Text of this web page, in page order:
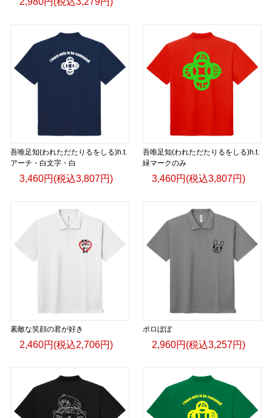
吾唯足知(われただたりるをしる)h.t.
アーチ・白文字・白
3,460円(税込3,807円)
吾唯足知(われただたりるをしる)h.t.
緑マークのみ
3,460円(税込3,807円)
素敵な笑顔の君が好き
2,460円(税込2,706円)
ポロぼぼ
2,960円(税込3,257円)